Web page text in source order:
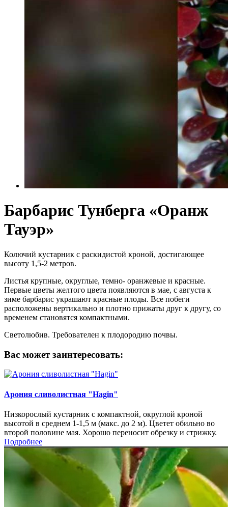
Барбарис Тунберга «Оранж
Тауэр»
Колючий кустарник с раскидистой кроной, достигающее
высоту 1,5-2 метров.
Листья крупные, округлые, темно- оранжевые и красные.
Первые цветы желтого цвета появляются в мае, с августа к
зиме барбарис украшают красные плоды. Все побеги
расположены вертикально и плотно прижаты друг к другу, со
временем становятся компактными.
Светолюбив. Требователен к плодородию почвы.
Вас может заинтересовать:
Арония сливолистная "Hagin"
Низкорослый кустарник с компактной, округлой кроной
высотой в среднем 1-1,5 м (макс. до 2 м). Цветет обильно во
второй половине мая. Хорошо переносит обрезку и стрижку.
Подробнее